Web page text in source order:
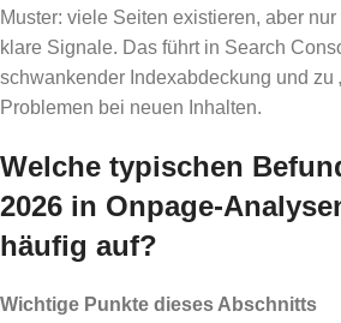
Muster: viele Seiten existieren, aber
klare Signale. Das führt in Search
schwankender Indexabdeckung und zu
Problemen bei neuen Inhalten.
Welche typischen
2026 in Onpage-
häufig auf?
Wichtige Punkte dieses Abschnitts